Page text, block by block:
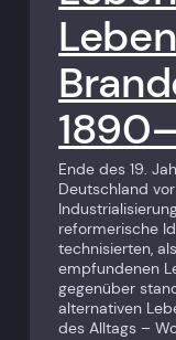
Ende des 19.
Deutschland
reformerische
technisierten,
empfundenen
gegenüber
alternativen
des Alltags –